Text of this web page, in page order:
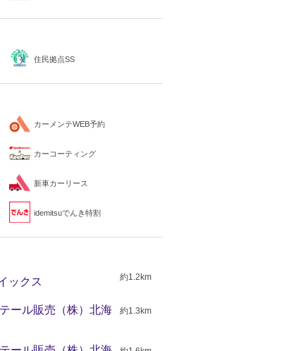
住民拠点SS
カーメンテWEB予約
カーコーティング
新車カーリース
idemitsuでんき特割
ックス 約1.2km
ール販売（株）北海
約1.3km